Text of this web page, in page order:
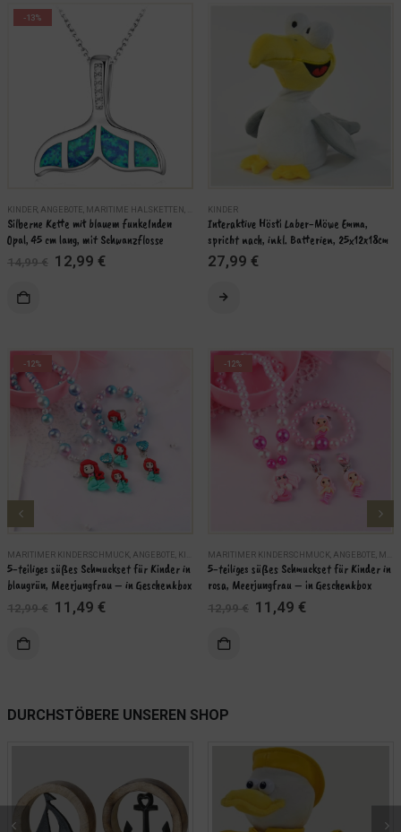
-13%
KINDER ANGEBOTE MARITIME HALSKETTEN MARITIMER KINDERSCHMUCK
Silberne Kette mit blauem funkelnden
Opal, 45 cm lang, mit Schwanzflosse
14,99€ Ursprünglicher
Preis
12,99 €Aktueller
KINDER
Interaktive Hösti Laber-Möwe Emma,
spricht nach, inkl. Batterien, 25x12x18cm
27,99 €
-12%
MARITIMER KINDERSCHMUCK, ANGEBOTE, KINDER ,MARITIME SCHMUCKSETS,SCHMUCK
5-teiliges süßes Schmuckset für Kinder in
blaugrün, Meerjungfrau – in Geschenkbox
12,99€ Ursprünglicher
Preis
11,49 €Aktueller
-12%
MARITIMER KINDERSCHMUCK, ANGEBOTE, MARITIME SCHMUCKSETS
5-teiliges süßes Schmuckset für Kinder in
rosa, Meerjungfrau – in Geschenkbox
12,99€ Ursprünglicher
Preis
11,49 €Aktueller
IN DEN WARENKORB
DURCHSTÖBERE UNSEREN SHOP